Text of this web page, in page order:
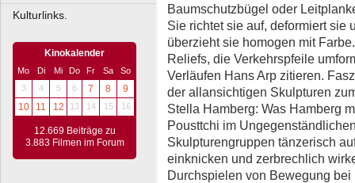
Kulturlinks.
Kinokalender
Mo Di Mi Do Fr Sa
So
3
4 5 6 7 8
9
10
11 12 13 14 15 16
12.669 Beiträge zu
3.883 Filmen im Forum
Baumschutzbügel oder
Sie richtet sie auf, deformiert sie
überzieht sie homogen mit
Reliefs, die Verkehrspfeile
Verläufen Hans Arp zitieren.
der allansichtigen Skulpturen
Stella Hamberg: Was Hamberg
Pousttchi im
Skulpturengruppen tänzerisch
einknicken und zerbrechlich
Durchspielen von Bewegung